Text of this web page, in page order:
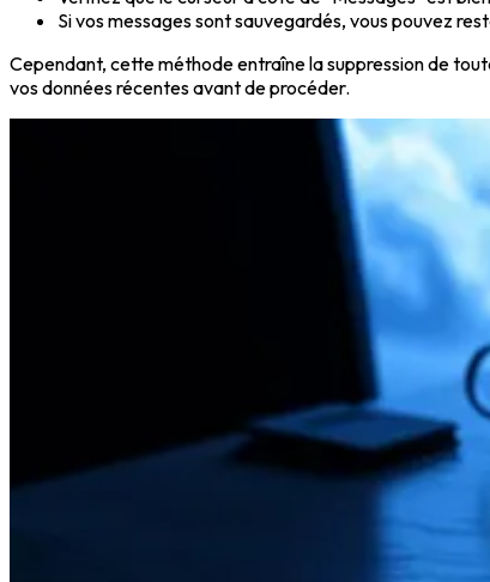
Si vos messages sont sauvegardés, vous pouvez
Cependant, cette méthode entraîne la suppression de
vos données récentes avant de procéder.